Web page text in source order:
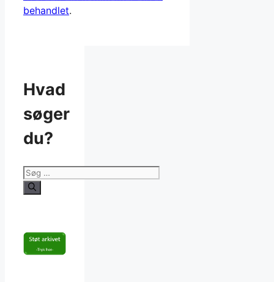
behandlet.
Hvad
søger
du?
Søg
efter: